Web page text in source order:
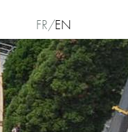
FR EN